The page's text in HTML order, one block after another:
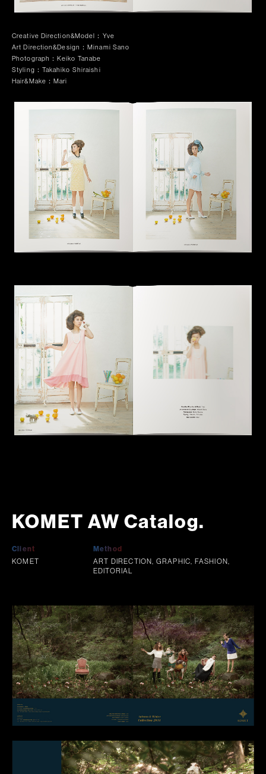
Creative Direction&Model：Yve
Art Direction&Design：Minami Sano
Photograph：Keiko Tanabe
Styling：Takahiko Shiraishi
Hair&Make：Mari
KOMET AW Catalog.
Client
KOMET
Method
ART DIRECTION, GRAPHIC, FASHION,
EDITORIAL